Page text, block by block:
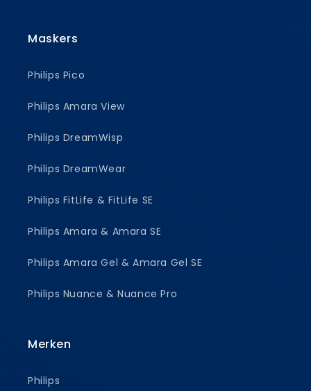
Maskers
Philips Pico
Philips Amara View
Philips DreamWisp
Philips DreamWear
Philips FitLife & FitLife SE
Philips Amara & Amara SE
Philips Amara Gel & Amara Gel SE
Philips Nuance & Nuance Pro
Merken
Philips